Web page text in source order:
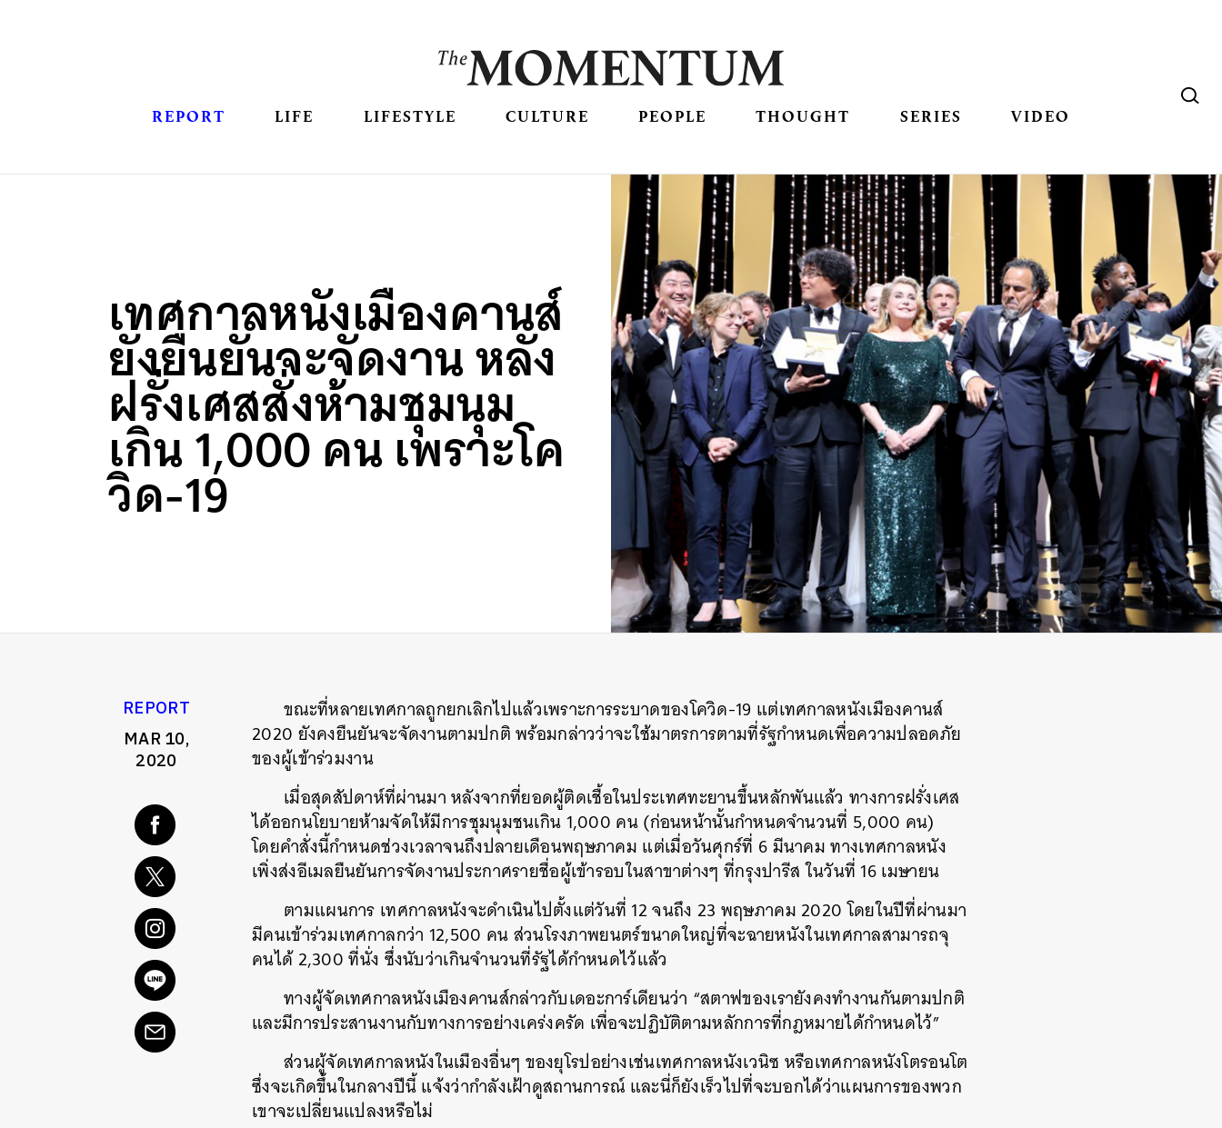
REPORT LIFE LIFESTYLE CULTURE PEOPLE THOUGHT SERIES VIDEO
เทศกาลหนังเมืองคานส์
ยังยืนยันจะจัดงาน หลัง
ฝรั่งเศสสั่งห้ามชุมนุม
เกิน 1,000 คน เพราะโค
วิด-19
REPORT
MAR 10,
2020
ขณะที่หลายเทศกาลถูกยกเลิกไปแล้วเพราะการระบาดของโควิด-19 แต่เทศกาลหนังเมืองคานส์
2020 ยังคงยืนยันจะจัดงานตามปกติ พร้อมกล่าวว่าจะใช้มาตรการตามที่รัฐกำหนดเพื่อความปลอดภัย
ของผู้เข้าร่วมงาน
เมื่อสุดสัปดาห์ที่ผ่านมา หลังจากที่ยอดผู้ติดเชื้อในประเทศทะยานขึ้นหลักพันแล้ว ทางการฝรั่งเศส
ได้ออกนโยบายห้ามจัดให้มีการชุมนุมชนเกิน 1,000 คน (ก่อนหน้านั้นกำหนดจำนวนที่ 5,000 คน)
โดยคำสั่งนี้กำหนดช่วงเวลาจนถึงปลายเดือนพฤษภาคม แต่เมื่อวันศุกร์ที่ 6 มีนาคม ทางเทศกาลหนัง
เพิ่งส่งอีเมลยืนยันการจัดงานประกาศรายชื่อผู้เข้ารอบในสาขาต่างๆ ที่กรุงปารีส ในวันที่ 16 เมษายน
ตามแผนการ เทศกาลหนังจะดำเนินไปตั้งแต่วันที่ 12 จนถึง 23 พฤษภาคม 2020 โดยในปีที่ผ่านมา
มีคนเข้าร่วมเทศกาลกว่า 12,500 คน ส่วนโรงภาพยนตร์ขนาดใหญ่ที่จะฉายหนังในเทศกาลสามารถจุ
คนได้ 2,300 ที่นั่ง ซึ่งนับว่าเกินจำนวนที่รัฐได้กำหนดไว้แล้ว
ทางผู้จัดเทศกาลหนังเมืองคานส์กล่าวกับเดอะการ์เดียนว่า “สตาฟของเรายังคงทำงานกันตามปกติ
และมีการประสานงานกับทางการอย่างเคร่งครัด เพื่อจะปฏิบัติตามหลักการที่กฎหมายได้กำหนดไว้”
ส่วนผู้จัดเทศกาลหนังในเมืองอื่นๆ ของยุโรปอย่างเช่นเทศกาลหนังเวนิซ หรือเทศกาลหนังโตรอนโต
ซึ่งจะเกิดขึ้นในกลางปีนี้ แจ้งว่ากำลังเฝ้าดูสถานการณ์ และนี่ก็ยังเร็วไปที่จะบอกได้ว่าแผนการของพวก
เขาจะเปลี่ยนแปลงหรือไม่